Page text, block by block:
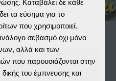
/
Καταβάλει δε κάθε
τα εύσημα για το
που χρησιμοποιεί.
σεβασμό όχι μόνο
αλλά και των
που παρουσιάζονται στην
του έμπνευσης και